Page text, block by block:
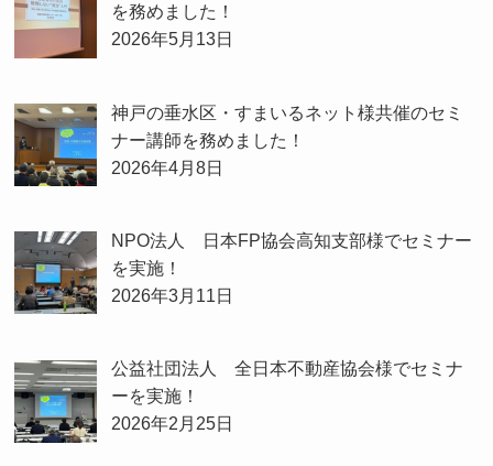
を務めました！
2026年5月13日
神戸の垂水区・すまいるネット様共催のセミ
ナー講師を務めました！
2026年4月8日
NPO法人 日本FP協会高知支部様でセミナー
を実施！
2026年3月11日
公益社団法人 全日本不動産協会様でセミナ
ーを実施！
2026年2月25日